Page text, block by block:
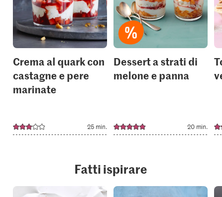
to
your
collections.
Crema al quark con
castagne e pere
marinate
25 min.
to
your
Dessert a strati di
melone e panna
20 min.
Fatti ispirare